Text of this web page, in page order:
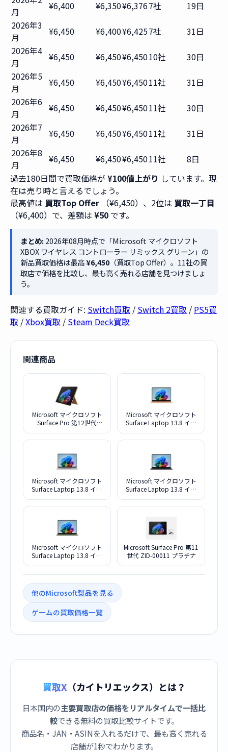
月
¥6,400 ¥6,350¥6,3767社
19日
2026年3
月
¥6,450 ¥6,400¥6,4257社
31日
2026年4
月
¥6,450 ¥6,450¥6,45010社
30日
2026年5
月
¥6,450 ¥6,450¥6,45011社
31日
2026年6
月
¥6,450 ¥6,450¥6,45011社
30日
2026年7
月
¥6,450 ¥6,450¥6,45011社
31日
2026年8
月
¥6,450 ¥6,450¥6,45011社
8日
過去180日間で買取価格が ¥100値上がり しています。現
在は売り時と言えるでしょう。
最高値は 買取Top Offer （¥6,450）、2位は 買取一丁目
（¥6,400）で、差額は ¥50 です。
まとめ:2026年08月時点で「Microsoft マイクロソフト
XBOX ワイヤレス コントローラー リミックス グリーン」の
新品買取価格は最高¥6,450（買取Top Offer）。11社の買
取店で価格を比較し、最も高く売れる店舗を見つけましょ
う。
関連する買取ガイド: Switch買取 / Switch 2買取 / PS5買
取 /Xbox買取 / Steam Deck買取
関連商品
Microsoft マイクロソフト
Surface Pro 第12世代
73304 デューン
Microsoft マイクロソフト
Surface Laptop 13.8 イン
ューン
Microsoft マイクロソフト
Surface Laptop 13.8 イン
ラチナ
Microsoft マイクロソフト
Surface Laptop 13.8 イン
ラック
Microsoft マイクロソフト
Surface Laptop 13.8 イン
Microsoft Surface Pro 第11
世代 ZID-00011 プラチナ
他のMicrosoft製品を見る
ゲームの買取価格一覧
買取X （カイトリエックス）とは？
日本国内の主要買取店の価格をリアルタイムで一括比
較できる無料の買取比較サイトです。
商品名・JAN・ASINを入れるだけで、最も高く売れる
店舗が1秒でわかります。